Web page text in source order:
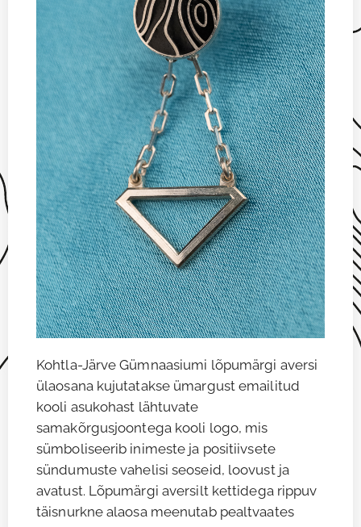
Kohtla-Järve Gümnaasiumi lõpumärgi aversi
ülaosana kujutatakse ümargust emailitud
kooli asukohast lähtuvate
samakõrgusjoontega kooli logo, mis
sümboliseerib inimeste ja positiivsete
sündumuste vahelisi seoseid, loovust ja
avatust. Lõpumärgi aversilt kettidega rippuv
täisnurkne alaosa meenutab pealtvaates